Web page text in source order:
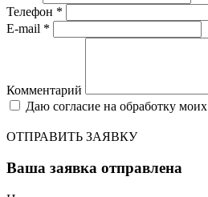
Телефон *
E-mail *
Комментарий
Даю согласие на обработку моих
ОТПРАВИТЬ ЗАЯВКУ
Ваша заявка отправлена